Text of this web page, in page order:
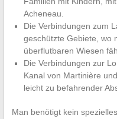
Acheneau.
Die Verbindungen zum
geschützte Gebiete, wo
überflutbaren Wiesen
Die Verbindungen zur
Kanal von Martinière
leicht zu befahrender
Man benötigt kein